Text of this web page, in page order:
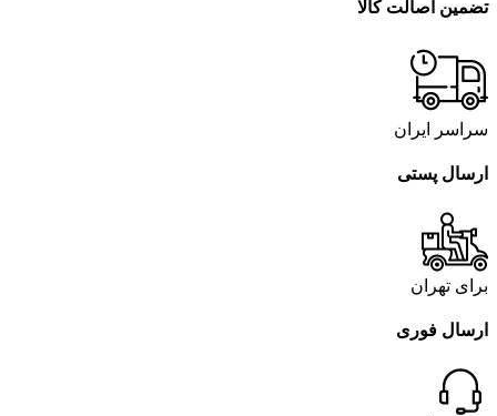
تضمین اصالت کالا
سراسر ایران
ارسال پستی
برای تهران
ارسال فوری